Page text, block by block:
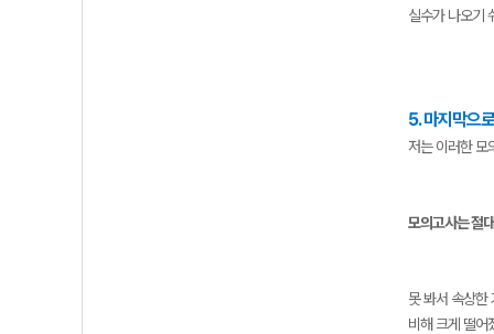
실수가 나오기
5. 마지막으
저는 이러한 모
모의고사는 절
못 봐서 속상한
비해 크게 떨어